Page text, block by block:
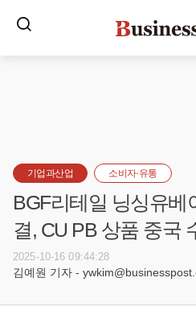
기업과산업 소비자·유통
BGF리테일 닝싱유베
결, CU PB 상품 중국
2025-10-16 09:44:28
김예원 기자 -